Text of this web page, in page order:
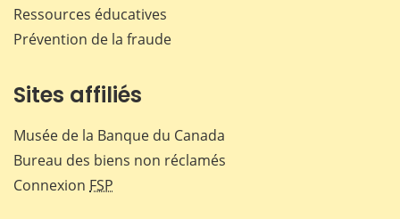
Ressources éducatives
Prévention de la fraude
Sites affiliés
Musée de la Banque du Canada
Bureau des biens non réclamés
Connexion FSP